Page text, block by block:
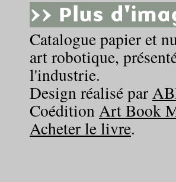
>> Plus
Catalogue papier et
art robotique,
l'industrie.
Design réalisé par
CoéditionArt Book
Acheter le livre.